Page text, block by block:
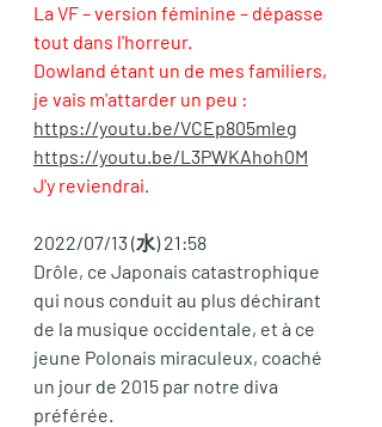
La VF – version féminine – dépasse
tout dans l'horreur.
Dowland étant un de mes familiers,
je vais m'attarder un peu :
https://youtu.be/VCEp805mIeg
https://youtu.be/L3PWKAhoh0M
J'y reviendrai.
2022/07/13 (水) 21:58
Drôle, ce Japonais catastrophique
qui nous conduit au plus déchirant
de la musique occidentale, et à ce
jeune Polonais miraculeux, coaché
un jour de 2015 par notre diva
préférée.